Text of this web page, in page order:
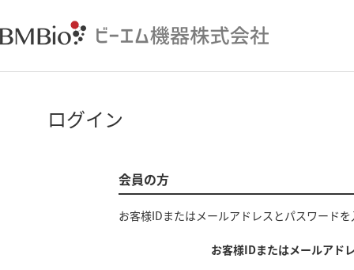
ログイン
会員の方
お客様IDまたはメールアドレス とパスワード
お客様IDまたはメールアド